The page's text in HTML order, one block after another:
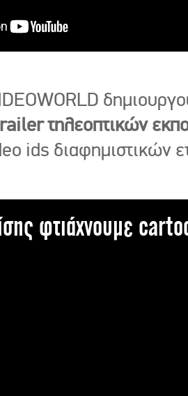
τηλεοπτικών
ids διαφημιστικών
φτιάχνουμε